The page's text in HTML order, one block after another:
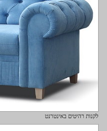
לקנות רהיטים באינטרנט